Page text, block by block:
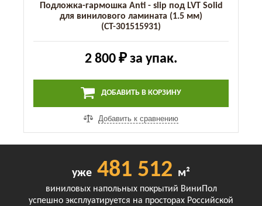
Подложка-гармошка Anti - slip под LVT Solid
для винилового ламината (1.5 мм)
(СТ-301515931)
2 800 ₽ за упак.
ДОБАВИТЬ В КОРЗИНУ
Добавить к сравнению
уже 481 512 м²
виниловых напольных покрытий ВиниПол
успешно эксплуатируется на просторах Российской